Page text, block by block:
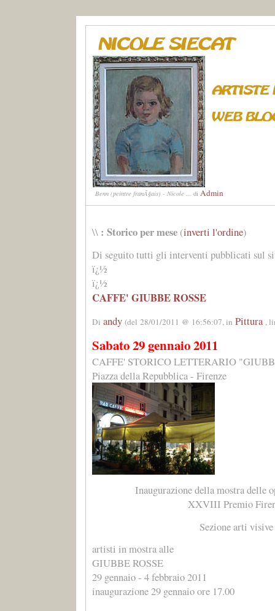
Benn (peintre franÃ§ais) - Nicole ... di Admin
\\ : Storico per mese (inverti l'ordine)
Di seguito tutti gli interventi pubblicati sul
ï¿½
ï¿½
CAFFE' GIUBBE ROSSE
Di andy (del 28/01/2011 @ 16:56:07, in Pittura ,
Sabato 29 gennaio 2011
CAFFE' STORICO LETTERARIO
Piazza della Repubblica - Firenze
Inaugurazione della mostra delle
XXVIII Premio
Sezione arti visive
artisti in mostra alle
GIUBBE ROSSE
29 gennaio - 4 febbraio 2011
inaugurazione 29 gennaio ore 17.00